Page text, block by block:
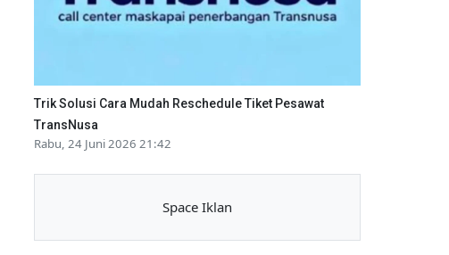
Trik Solusi Cara Mudah Reschedule Tiket Pesawat
TransNusa
Rabu, 24 Juni 2026 21:42
Space Iklan